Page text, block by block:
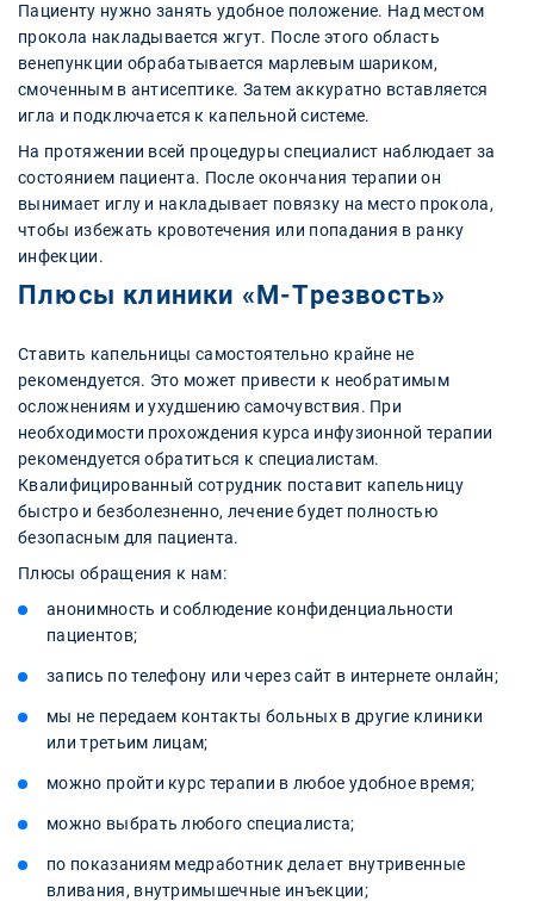
Пациенту нужно занять удобное положение. Над местом
прокола накладывается жгут. После этого область
венепункции обрабатывается марлевым шариком,
смоченным в антисептике. Затем аккуратно вставляется
игла и подключается к капельной системе.
На протяжении всей процедуры специалист наблюдает за
состоянием пациента. После окончания терапии он
вынимает иглу и накладывает повязку на место прокола,
чтобы избежать кровотечения или попадания в ранку
инфекции.
Плюсы клиники «‎М-Трезвость»
Ставить капельницы самостоятельно крайне не
рекомендуется. Это может привести к необратимым
осложнениям и ухудшению самочувствия. При
необходимости прохождения курса инфузионной терапии
рекомендуется обратиться к специалистам.
Квалифицированный сотрудник поставит капельницу
быстро и безболезненно, лечение будет полностью
безопасным для пациента.
Плюсы обращения к нам:
анонимность и соблюдение конфиденциальности
пациентов;
запись по телефону или через сайт в интернете онлайн;
мы не передаем контакты больных в другие клиники
или третьим лицам;
можно пройти курс терапии в любое удобное время;
можно выбрать любого специалиста;
по показаниям медработник делает внутривенные
вливания, внутримышечные инъекции;